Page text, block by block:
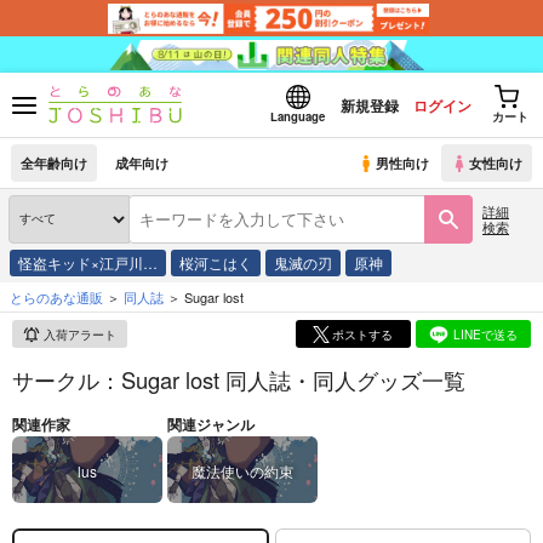
Language
新規登録 ログイン
カート
全年齢向け 成年向け 男性向け 女性向け
詳細
検索
怪盗キッド×江戸川… 桜河こはく 鬼滅の刃 原神
とらのあな通販 同人誌 Sugar lost
入荷アラート ポストする LINEで送る
サークル：Sugar lost 同人誌・同人グッズ一覧
関連作家
lus
関連ジャンル
魔法使いの約束